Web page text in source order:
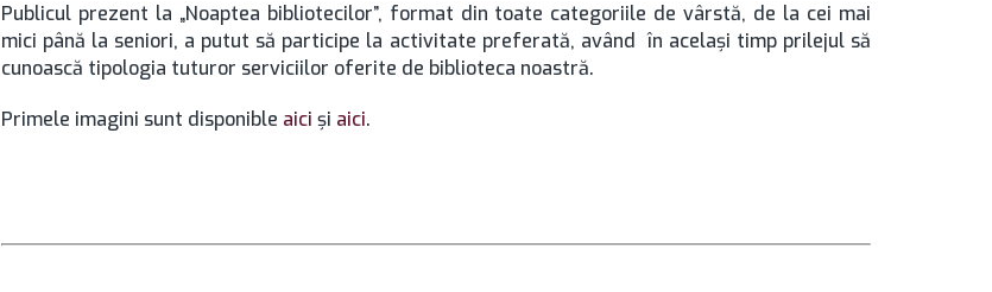
Publicul prezent la „Noaptea bibliotecilor”, format din toate categoriile de vârstă, de la cei mai
mici până la seniori, a putut să participe la activitate preferată, având în acelaşi timp prilejul să
cunoască tipologia tuturor serviciilor oferite de biblioteca noastră.
Primele imagini sunt disponible aici şi aici.